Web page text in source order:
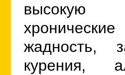
высокую
жадность,
курения,